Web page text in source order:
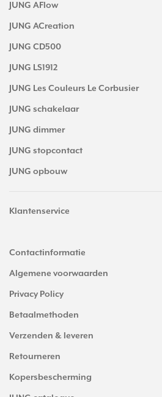
JUNG AFlow
JUNG ACreation
JUNG CD500
JUNG LS1912
JUNG Les Couleurs Le Corbusier
JUNG schakelaar
JUNG dimmer
JUNG stopcontact
JUNG opbouw
Klantenservice
Contactinformatie
Algemene voorwaarden
Privacy Policy
Betaalmethoden
Verzenden & leveren
Retourneren
Kopersbescherming